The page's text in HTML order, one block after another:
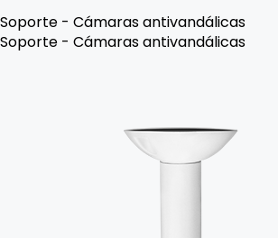
Soporte - Cámaras antivandálicas
Soporte - Cámaras antivandálicas